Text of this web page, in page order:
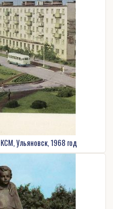
Ульяновск, 1968 год